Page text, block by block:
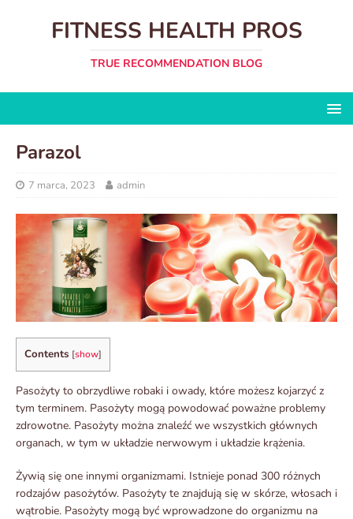
FITNESS HEALTH PROS
TRUE RECOMMENDATION BLOG
Parazol
7 marca, 2023 admin
Contents [show]
Pasożyty to obrzydliwe robaki i owady, które możesz kojarzyć z
tym terminem. Pasożyty mogą powodować poważne problemy
zdrowotne. Pasożyty można znaleźć we wszystkich głównych
organach, w tym w układzie nerwowym i układzie krążenia.
Żywią się one innymi organizmami. Istnieje ponad 300 różnych
rodzajów pasożytów. Pasożyty te znajdują się w skórze, włosach i
wątrobie. Pasożyty mogą być wprowadzone do organizmu na